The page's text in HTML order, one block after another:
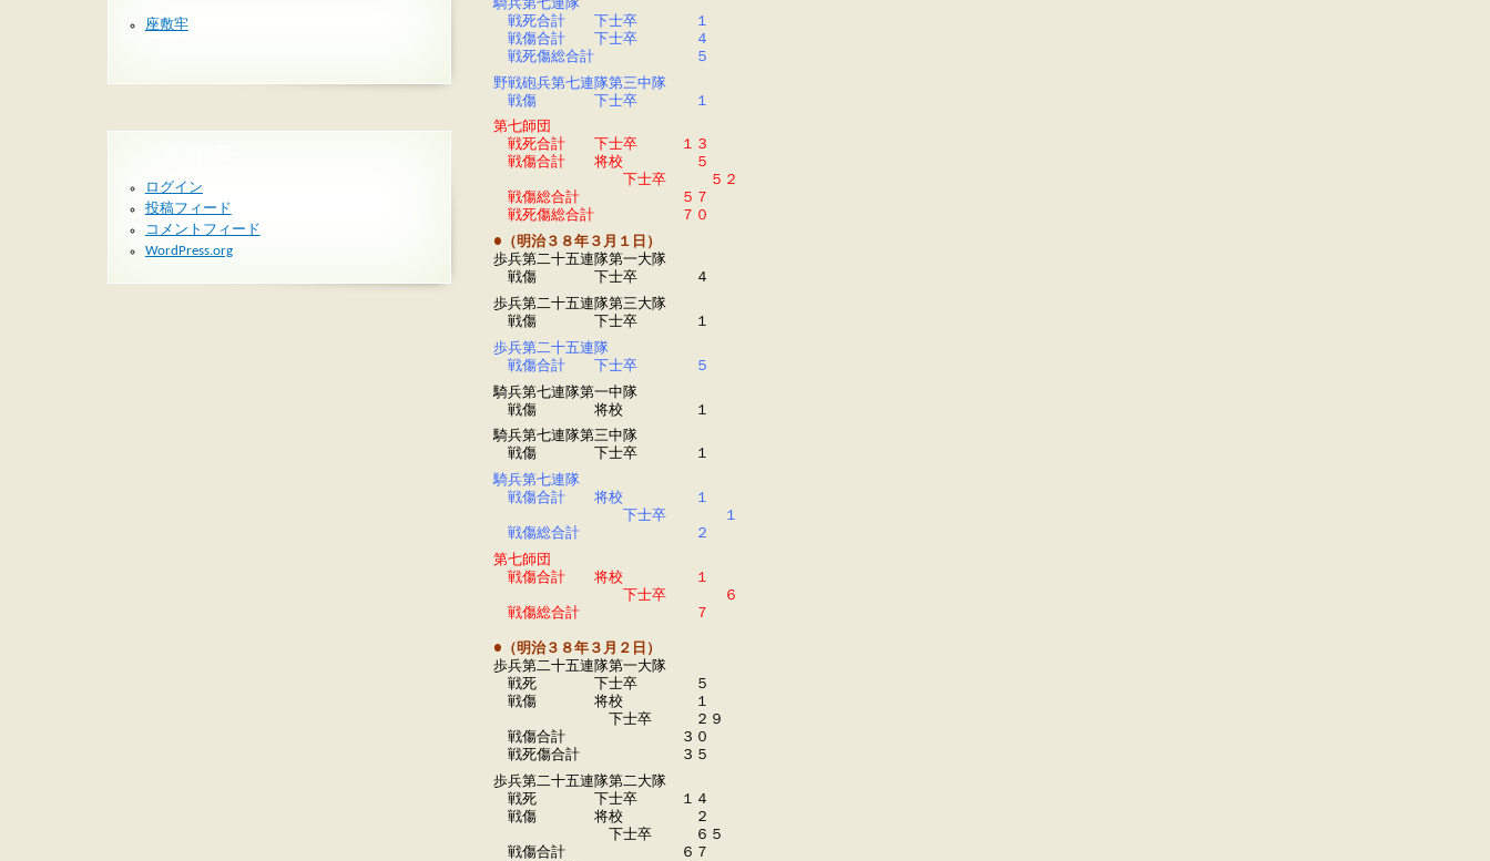
騎兵第七連隊
戦死合計 下士卒 １
戦傷合計 下士卒 ４
戦死傷総合計 ５
野戦砲兵第七連隊第三中隊
戦傷 下士卒 １
第七師団
戦死合計 下士卒 １３
戦傷合計 将校 ５
下士卒 ５２
戦傷総合計 ５７
戦死傷総合計 ７０
●（明治３８年３月１日）
歩兵第二十五連隊第一大隊
戦傷 下士卒 ４
歩兵第二十五連隊第三大隊
戦傷 下士卒 １
歩兵第二十五連隊
戦傷合計 下士卒 ５
騎兵第七連隊第一中隊
戦傷 将校 １
騎兵第七連隊第三中隊
戦傷 下士卒 １
騎兵第七連隊
戦傷合計 将校 １
下士卒 １
戦傷総合計 ２
第七師団
戦傷合計 将校 １
下士卒 ６
戦傷総合計 ７
●（明治３８年３月２日）
歩兵第二十五連隊第一大隊
戦死 下士卒 ５
戦傷 将校 １
下士卒 ２９
戦傷合計 ３０
戦死傷合計 ３５
歩兵第二十五連隊第二大隊
戦死 下士卒 １４
戦傷 将校 ２
下士卒 ６５
戦傷合計 ６７
座敷牢
ログイン
投稿フィード
コメントフィード
WordPress.org